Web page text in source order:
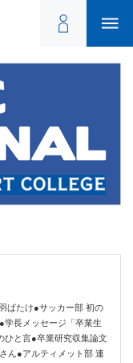
ばたけ●サッカー部 初の
学長メッセージ「卒業生
ひと言●卒業研究収集論文
ん●アルティメット部 連